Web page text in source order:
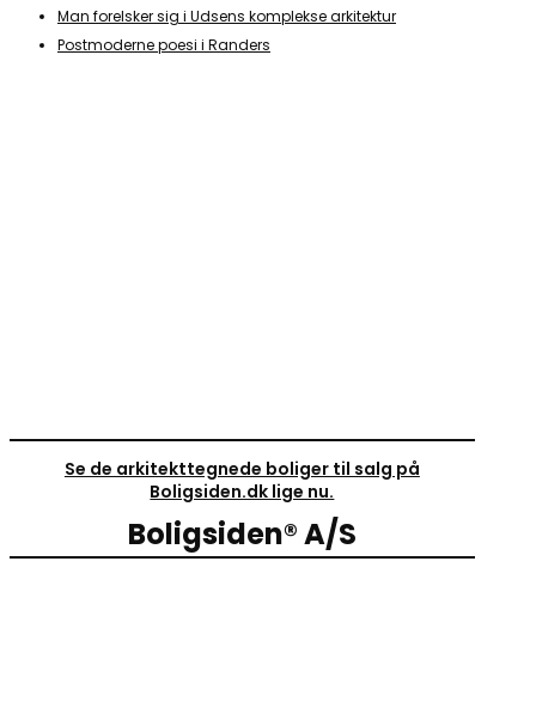
Man forelsker sig i Udsens komplekse arkitektur
Postmoderne poesi i Randers
Se de arkitekttegnede boliger til salg på
Boligsiden.dk lige nu.
Boligsiden® A/S